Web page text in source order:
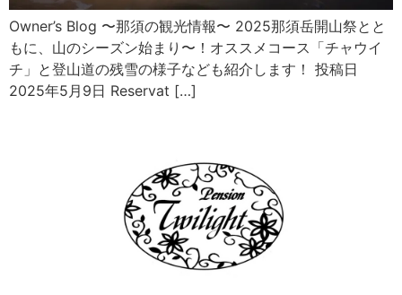
Owner’s Blog 〜那須の観光情報〜 2025那須岳開山祭とと
もに、山のシーズン始まり〜！オススメコース「チャウイ
チ」と登山道の残雪の様子なども紹介します！ 投稿日
2025年5月9日 Reservat […]